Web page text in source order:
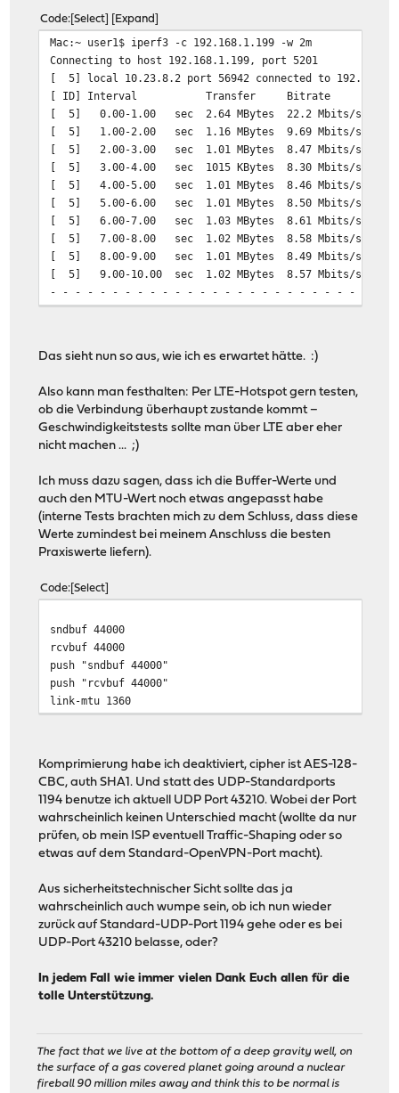
Code Select Expand
Mac:~ user1$ iperf3 -c 192.168.1.199 -w 2m
Connecting to host 192.168.1.199, port 5201
[ 5] local 10.23.8.2 port 56942 connected to
[ ID] Interval Transfer Bitrate
[ 5] 0.00-1.00 sec 2.64 MBytes 22.2
[ 5] 1.00-2.00 sec 1.16 MBytes 9.69
[ 5] 2.00-3.00 sec 1.01 MBytes 8.47
[ 5] 3.00-4.00 sec 1015 KBytes 8.30
[ 5] 4.00-5.00 sec 1.01 MBytes 8.46
[ 5] 5.00-6.00 sec 1.01 MBytes 8.50
[ 5] 6.00-7.00 sec 1.03 MBytes 8.61
[ 5] 7.00-8.00 sec 1.02 MBytes 8.58
[ 5] 8.00-9.00 sec 1.01 MBytes 8.49
[ 5] 9.00-10.00 sec 1.02 MBytes 8.57
- - - - - - - - - - - - - - - - - - - - - - - - -
[ ID] Interval Transfer Bitrate
Das sieht nun so aus, wie ich es erwartet hätte. :)
Also kann man festhalten: Per LTE-Hotspot gern testen,
ob die Verbindung überhaupt zustande kommt –
Geschwindigkeitstests sollte man über LTE aber eher
nicht machen ... ;)
Ich muss dazu sagen, dass ich die Buffer-Werte und
auch den MTU-Wert noch etwas angepasst habe
(interne Tests brachten mich zu dem Schluss, dass diese
Werte zumindest bei meinem Anschluss die besten
Praxiswerte liefern).
Code Select
sndbuf 44000
rcvbuf 44000
push "sndbuf 44000"
push "rcvbuf 44000"
link-mtu 1360
Komprimierung habe ich deaktiviert, cipher ist AES-128-
CBC, auth SHA1. Und statt des UDP-Standardports
1194 benutze ich aktuell UDP Port 43210. Wobei der Port
wahrscheinlich keinen Unterschied macht (wollte da nur
prüfen, ob mein ISP eventuell Traffic-Shaping oder so
etwas auf dem Standard-OpenVPN-Port macht).
Aus sicherheitstechnischer Sicht sollte das ja
wahrscheinlich auch wumpe sein, ob ich nun wieder
zurück auf Standard-UDP-Port 1194 gehe oder es bei
UDP-Port 43210 belasse, oder?
In jedem Fall wie immer vielen Dank Euch allen für die
tolle Unterstützung.
The fact that we live at the bottom of a deep gravity well, on
the surface of a gas covered planet going around a nuclear
fireball 90 million miles away and think this to be normal is